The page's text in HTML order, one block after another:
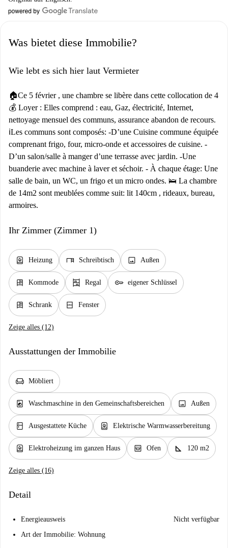
Was bietet diese Immobilie?
Wie lebt es sich hier laut Vermieter
🏠Ce 5 février , une chambre se libère dans cette collocation de 4
💰 Loyer : Elles comprend : eau, Gaz, électricité, Internet,
nettoyage mensuel des communs, assurance abandon de recours.
ℹ️Les communs sont composés: -D’une Cuisine commune équipée
comprenant frigo, four, micro-onde et accessoires de cuisine. -
D’un salon/salle à manger d’une terrasse avec jardin. -Une
buanderie avec machine à laver et séchoir. - À chaque étage: Une
salle de bain, un WC, un frigo et un micro ondes. 🛌 La chambre
de 14m2 sont meublées comme suit: lit 140cm , rideaux, bureau,
armoires.
Ihr Zimmer (Zimmer 1)
water_heater Heizung desk Schreibtisch image Außen
dresser Kommode shelves Regal key eigener Schlüssel
dresser Schrank window_closed Fenster
Zeige alles (12)
Ausstattungen der Immobilie
chair Möbliert
local_laundry_service Waschmaschine in den Gemeinschaftsbereichen image Außen
kitchen Ausgestattete Küche water_heater Elektrische Warmwasserbereitung
water_heater Elektroheizung im ganzen Haus oven_gen Ofen square_foot 120 m2
Zeige alles (16)
Detail
Energieausweis
Nicht verfügbar
Art der Immobilie: Wohnung